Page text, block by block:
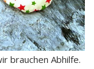
brauchen Abhilfe.